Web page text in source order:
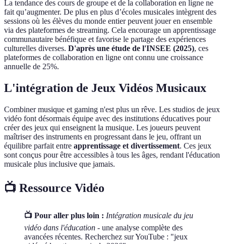
La tendance des cours de groupe et de la collaboration en ligne ne
fait qu’augmenter. De plus en plus d’écoles musicales intègrent des
sessions où les élèves du monde entier peuvent jouer en ensemble
via des plateformes de streaming. Cela encourage un apprentissage
communautaire bénéfique et favorise le partage des expériences
culturelles diverses. D'après une étude de l'INSEE (2025), ces
plateformes de collaboration en ligne ont connu une croissance
annuelle de 25%.
L'intégration de Jeux Vidéos Musicaux
Combiner musique et gaming n'est plus un rêve. Les studios de jeux
vidéo font désormais équipe avec des institutions éducatives pour
créer des jeux qui enseignent la musique. Les joueurs peuvent
maîtriser des instruments en progressant dans le jeu, offrant un
équilibre parfait entre apprentissage et divertissement. Ces jeux
sont conçus pour être accessibles à tous les âges, rendant l'éducation
musicale plus inclusive que jamais.
📺 Ressource Vidéo
📺 Pour aller plus loin : Intégration musicale du jeu
vidéo dans l'éducation - une analyse complète des
avancées récentes. Recherchez sur YouTube : "jeux